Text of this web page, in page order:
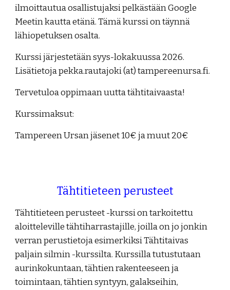
ilmoittautua osallistujaksi pelkästään Google
Meetin kautta etänä. Tämä kurssi on täynnä
lähiopetuksen osalta.
Kurssi järjestetään syys-lokakuussa 2026.
Lisätietoja pekka.rautajoki (at) tampereenursa.fi.
Tervetuloa oppimaan uutta tähtitaivaasta!
Kurssimaksut:
Tampereen Ursan jäsenet 10€ ja muut 20€
Tähtitieteen perusteet
Tähtitieteen perusteet -kurssi on tarkoitettu
aloitteleville tähtiharrastajille, joilla on jo jonkin
verran perustietoja esimerkiksi Tähtitaivas
paljain silmin -kurssilta. Kurssilla tutustutaan
aurinkokuntaan, tähtien rakenteeseen ja
toimintaan, tähtien syntyyn, galakseihin,